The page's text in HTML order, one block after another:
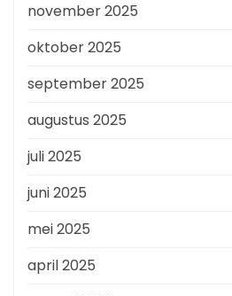
november 2025
oktober 2025
september 2025
augustus 2025
juli 2025
juni 2025
mei 2025
april 2025